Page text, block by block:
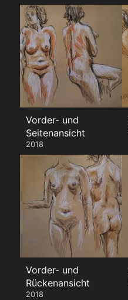
Vorder- und
Seitenansicht
2018
Vorder- und
Rückenansicht
2018